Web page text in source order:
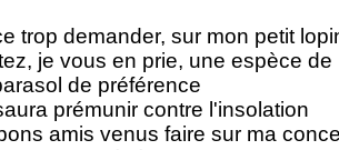
trop demander, sur mon petit
je vous en prie, une espèce de
de préférence
prémunir contre l'insolation
amis venus faire sur ma